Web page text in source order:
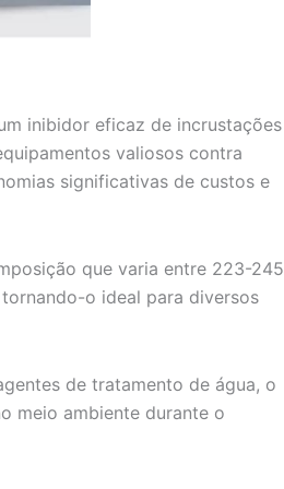
inibidor eficaz de incrustações
valiosos contra
significativas de custos e
que varia entre 223-245
o ideal para diversos
de tratamento de água, o
meio ambiente durante o